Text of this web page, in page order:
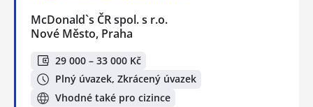
McDonald`s ČR spol. s r.o.
Nové Město, Praha
29 000 – 33 000 Kč
Plný úvazek, Zkrácený úvazek
Vhodné také pro cizince